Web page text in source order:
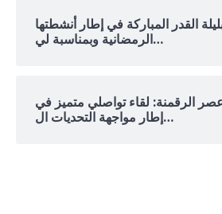
يحتفون بليلة القدر المباركة في إطار أنشطتها
الرمضانية وبمناسبة لي…
الرقمنة: لقاء تواصلي متميز في
إطار مواجهة التحديات ال…